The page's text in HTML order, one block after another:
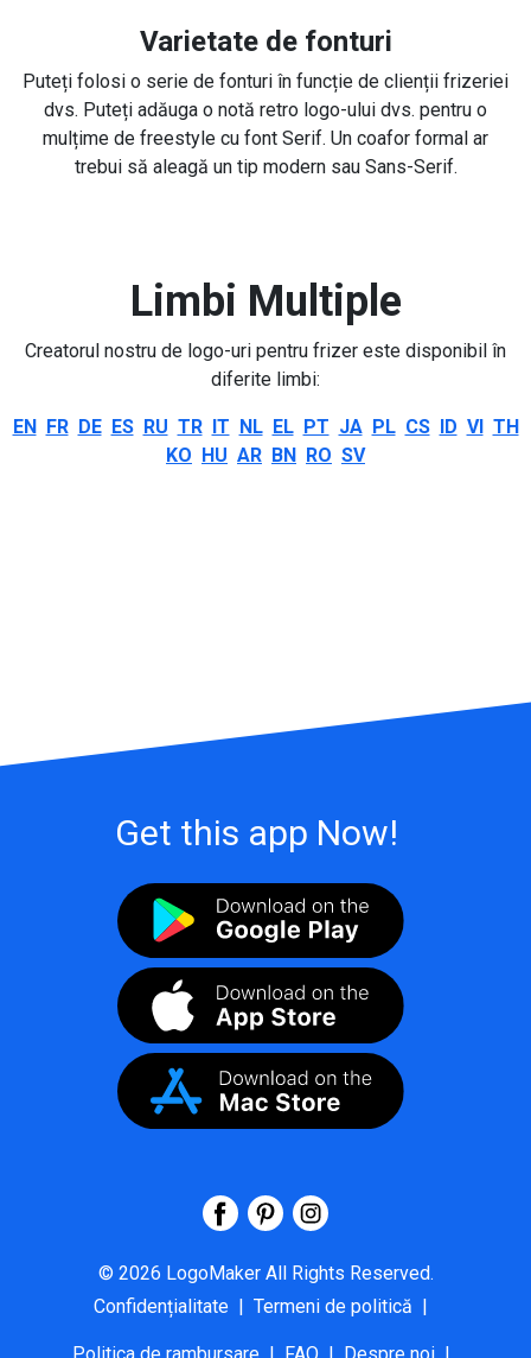
Varietate de fonturi
Puteți folosi o serie de fonturi în funcție de clienții frizeriei
dvs. Puteți adăuga o notă retro logo-ului dvs. pentru o
mulțime de freestyle cu font Serif. Un coafor formal ar
trebui să aleagă un tip modern sau Sans-Serif.
Limbi Multiple
Creatorul nostru de logo-uri pentru frizer este disponibil în
diferite limbi:
EN FR DE ES RU TR IT NL EL PT JA PL CS ID VI TH
KO HU AR BN RO SV
Get this app Now!
© 2026 LogoMaker All Rights Reserved.
Confidențialitate | Termeni de politică |